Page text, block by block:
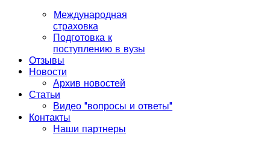
Международная
страховка
Подготовка к
поступлению в вузы
Отзывы
Новости
Архив новостей
Статьи
Видео "вопросы и ответы"
Контакты
Наши партнеры